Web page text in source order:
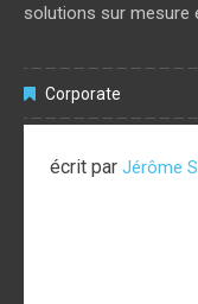
solutions sur mesure
Corporate
écrit par Jérôme